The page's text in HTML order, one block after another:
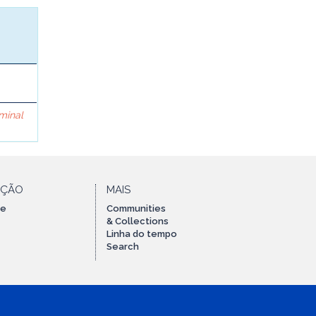
MAIS
Communities
& Collections
Linha do tempo
Search